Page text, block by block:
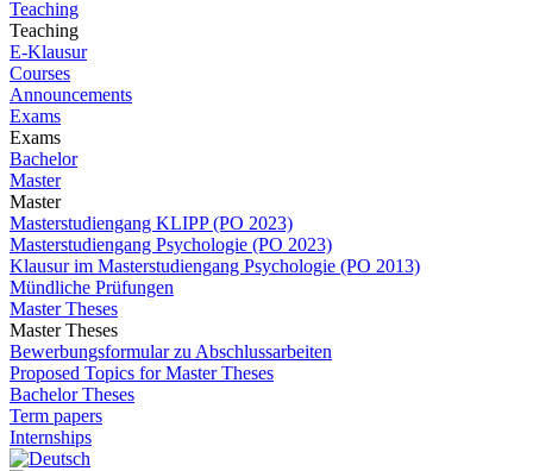
Teaching
Teaching
E-Klausur
Courses
Announcements
Exams
Exams
Bachelor
Master
Master
Masterstudiengang KLIPP (PO 2023)
Masterstudiengang Psychologie (PO 2023)
Klausur im Masterstudiengang Psychologie (PO 2013)
Mündliche Prüfungen
Master Theses
Master Theses
Bewerbungsformular zu Abschlussarbeiten
Proposed Topics for Master Theses
Bachelor Theses
Term papers
Internships